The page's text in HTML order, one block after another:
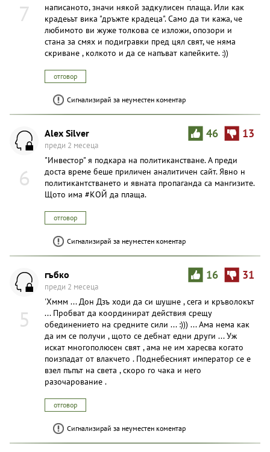
7
написаното, значи някой задкулисен плаща. Или как
крадеьът вика "дръжте крадеца". Само да ти кажа, че
любимото ви жуже толкова се изложи, опозори и
стана за смях и подигравки пред цял свят, че няма
скриване , колкото и да се напъват кaпейките. :))
отговор
Сигнализирай за неуместен коментар
6
46 13
Alex Silver
преди 2 месеца
"Инвестор" я подкара на политиканстване. А преди
доста време беше приличен аналитичен сайт. Явно н
политикантстването и явната пропаганда са мангизите.
Щото има #КОЙ да плаща.
отговор
Сигнализирай за неуместен коментар
5
16 31
гъбко
преди 2 месеца
'Хммм ... Дон Дзъ ходи да си шушне , сега и кръволокът
... Пробват да координират действия срещу
обединението на средните сили ... :))) ... Ама нема как
да им се получи , щото се дебнат едни други ... Уж
искат многополюсен свят , ама не им харесва когато
поизпадат от влакчето . Поднебесният император се е
взел пъпът на света , скоро го чака и него
разочарование .
отговор
Сигнализирай за неуместен коментар